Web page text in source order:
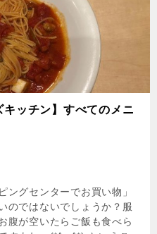
ッチン】すべてのメニ
ングセンターでお買い物」
のではないでしょうか？服
腹が空いたらご飯も食べら